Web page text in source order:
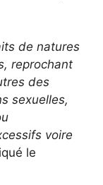
de natures
reprochant
des
sexuelles,
voire
le